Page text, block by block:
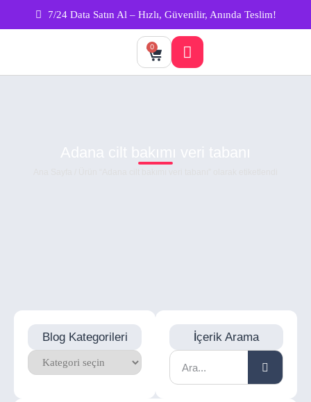
7/24 Data Satın Al – Hızlı, Güvenilir, Anında Teslim!
0
Adana cilt bakımı veri tabanı
Blog Kategorileri İçerik Arama